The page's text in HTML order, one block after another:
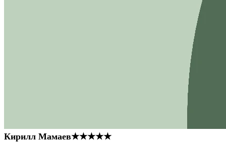
Кирилл Мамаев★★★★★